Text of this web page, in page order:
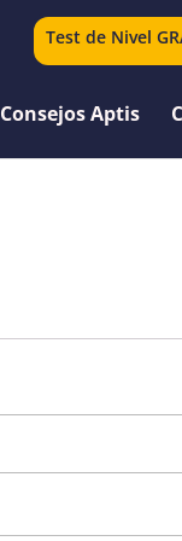
Test de Nivel
Consejos Aptis